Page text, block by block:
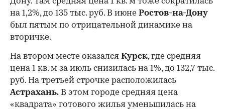
на 1,2%, до 135 тыс. руб. В июне Ростов-на-Дону
был пятым по отрицательной динамике на
вторичке.
На втором месте оказался Курск, где средняя
цена 1 кв. м за июль снизилась на 1%, до 132,7 тыс.
руб. На третьей строчке расположилась
Астрахань. В этом городе средняя цена
«квадрата» готового жилья уменьшилась на